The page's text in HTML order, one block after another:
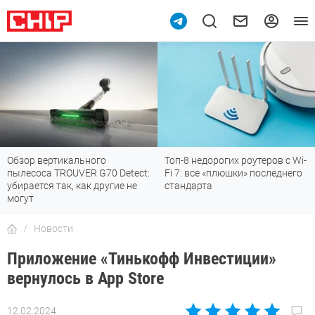
Топ-8 недорогих роутеров с Wi-
Fi 7: все «плюшки» последнего
стандарта
7 мессенджеров, которые
отлично работают в России
Новости
Приложение «Тинькофф Инвестиции»
вернулось в App Store
12.02.2024